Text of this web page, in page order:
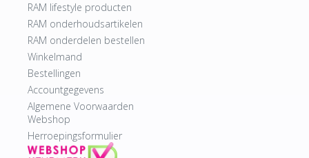
RAM lifestyle producten
RAM onderhoudsartikelen
RAM onderdelen bestellen
Winkelmand
Bestellingen
Accountgegevens
Algemene Voorwaarden
Webshop
Herroepingsformulier